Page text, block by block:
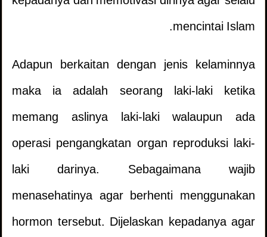
mencintai Islam.
Adapun berkaitan dengan jenis kelaminnya
maka ia adalah seorang laki-laki ketika
memang aslinya laki-laki walaupun ada
operasi pengangkatan organ reproduksi laki-
laki darinya. Sebagaimana wajib
menasehatinya agar berhenti menggunakan
hormon tersebut. Dijelaskan kepadanya agar